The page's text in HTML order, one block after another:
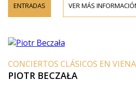
ENTRADAS VER MÁS
CONCIERTOS CLÁSICOS EN VIENA
PIOTR BECZAŁA